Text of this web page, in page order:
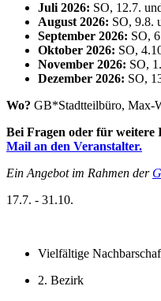
Juli 2026: SO, 12.7.
August 2026: SO, 9.8.
September 2026: SO,
Oktober 2026: SO,
November 2026: SO,
Dezember 2026: SO,
Wo? GB*Stadtteilbüro, Max-
Bei Fragen oder für
Mail an den Veranstalter.
Ein Angebot im Rahmen der
17.7. - 31.10.
Vielfältige
2. Bezirk